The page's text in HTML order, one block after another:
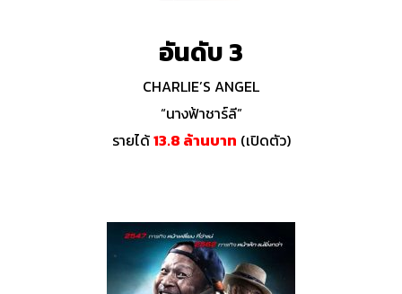
อันดับ 3
CHARLIE’S ANGEL
“นางฟ้าชาร์ลี”
รายได้13.8 ล้านบาท (เปิดตัว)